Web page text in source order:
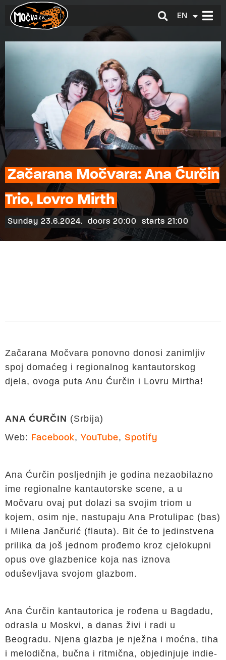
EN
HR
Začarana Močvara: Ana Ćurčin
Trio, Lovro Mirth
Sunday 23.6.2024. doors 20:00 starts 21:00
Začarana Močvara ponovno donosi zanimljiv
spoj domaćeg i regionalnog kantautorskog
djela, ovoga puta Anu Ćurčin i Lovru Mirtha!
ANA ĆURČIN (Srbija)
Web: Facebook, YouTube, Spotify
Ana Ćurčin posljednjih je godina nezaobilazno
ime regionalne kantautorske scene, a u
Močvaru ovaj put dolazi sa svojim triom u
kojem, osim nje, nastupaju Ana Protulipac (bas)
i Milena Jančurić (flauta). Bit će to jedinstvena
prilika da još jednom prođemo kroz cjelokupni
opus ove glazbenice koja nas iznova
oduševljava svojom glazbom.
Ana Ćurčin kantautorica je rođena u Bagdadu,
odrasla u Moskvi, a danas živi i radi u
Beogradu. Njena glazba je nježna i moćna, tiha
i melodična, bučna i ritmična, objedinjuje indie-